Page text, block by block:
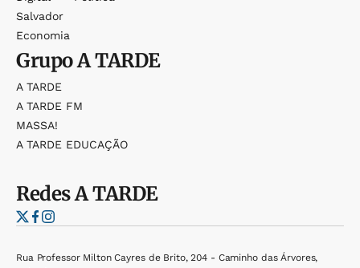
Salvador
Economia
GrupoA TARDE
A TARDE
A TARDE FM
MASSA!
A TARDE EDUCAÇÃO
RedesA TARDE
Rua Professor Milton Cayres de Brito, 204 - Caminho das Árvores,